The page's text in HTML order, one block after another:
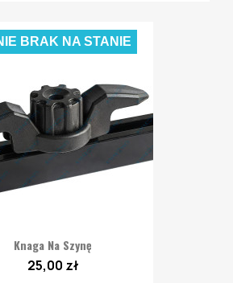
Knaga Na Szynę
25,00 zł
BRAK NA STANIE